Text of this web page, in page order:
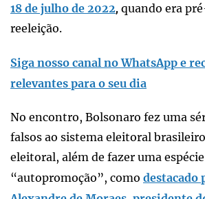
18 de julho de 2022, quando era
reeleição.
Siga nosso canal no WhatsApp e
relevantes para o seu dia
No encontro, Bolsonaro fez uma
falsos ao sistema eleitoral
eleitoral, além de fazer uma
“autopromoção”, como destacado